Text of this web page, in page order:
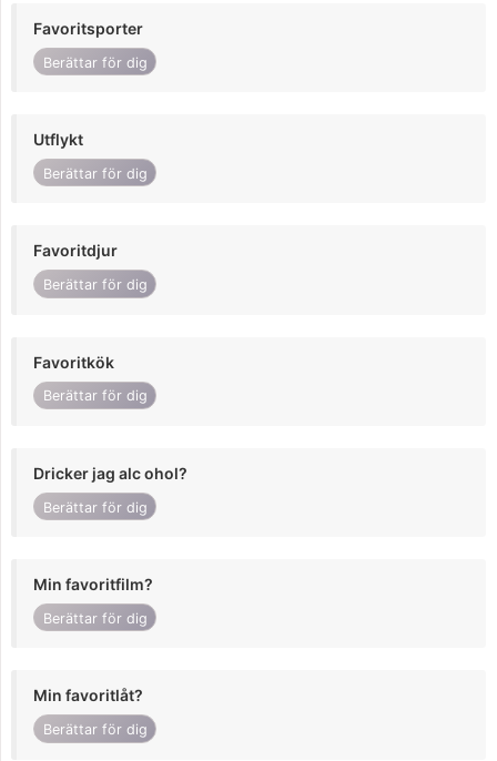
Favoritsporter
Berättar för dig
Utflykt
Berättar för dig
Favoritdjur
Berättar för dig
Favoritkök
Berättar för dig
Dricker jag alc ohol?
Berättar för dig
Min favoritfilm?
Berättar för dig
Min favoritlåt?
Berättar för dig